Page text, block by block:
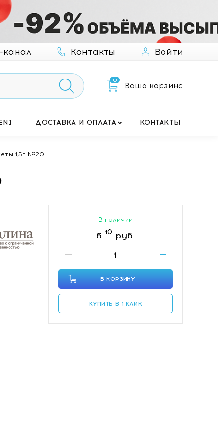
канал Контакты Войти
0
Ваша корзина
ДОСТАВКА И ОПЛАТА КОНТАКТЫ
1,5г №20
В наличии
6 10 руб.
В КОРЗИНУ
КУПИТЬ В 1 КЛИК